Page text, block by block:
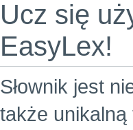
Ucz się
EasyLex!
Słownik jest
także